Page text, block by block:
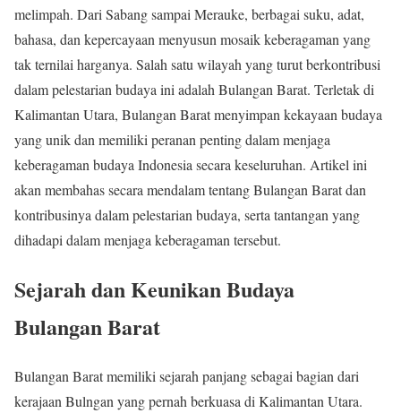
melimpah. Dari Sabang sampai Merauke, berbagai suku, adat,
bahasa, dan kepercayaan menyusun mosaik keberagaman yang
tak ternilai harganya. Salah satu wilayah yang turut berkontribusi
dalam pelestarian budaya ini adalah Bulangan Barat. Terletak di
Kalimantan Utara, Bulangan Barat menyimpan kekayaan budaya
yang unik dan memiliki peranan penting dalam menjaga
keberagaman budaya Indonesia secara keseluruhan. Artikel ini
akan membahas secara mendalam tentang Bulangan Barat dan
kontribusinya dalam pelestarian budaya, serta tantangan yang
dihadapi dalam menjaga keberagaman tersebut.
Sejarah dan Keunikan Budaya
Bulangan Barat
Bulangan Barat memiliki sejarah panjang sebagai bagian dari
kerajaan Bulngan yang pernah berkuasa di Kalimantan Utara.